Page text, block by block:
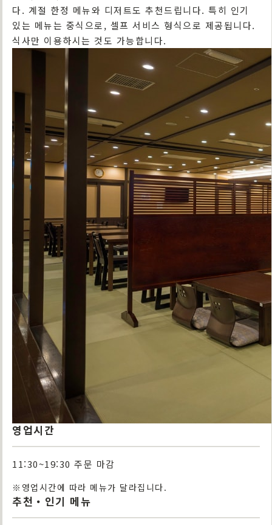
다. 계절 한정 메뉴와 디저트도 추천드립니다. 특히 인기
있는 메뉴는 중식으로, 셀프 서비스 형식으로 제공됩니다.
식사만 이용하시는 것도 가능합니다.
영업시간
11:30~19:30 주문 마감
※영업시간에 따라 메뉴가 달라집니다.
추천・인기 메뉴